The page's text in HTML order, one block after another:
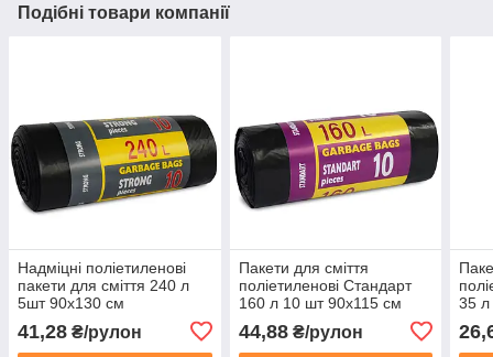
Подібні товари компанії
Надміцні поліетиленові
пакети для сміття 240 л
5шт 90х130 см
Замовлення від 40 рулонів
41,28 ₴/рулон
Пакети для сміття
поліетиленові Стандарт
160 л 10 шт 90х115 см
44,88₴/рулон
35